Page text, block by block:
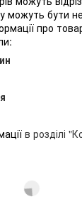
можуть бути
про
в розділі